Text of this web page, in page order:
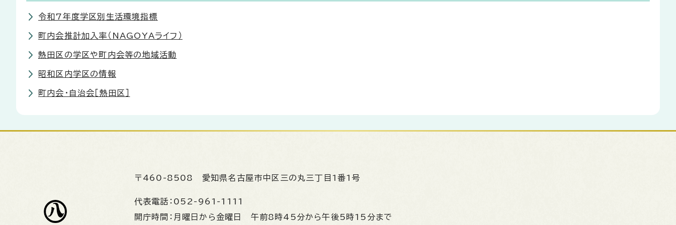
令和7年度学区別生活環境指標
町内会推計加入率（NAGOYAライフ）
熱田区の学区や町内会等の地域活動
昭和区内学区の情報
町内会・自治会［熱田区］
〒460-8508 愛知県名古屋市中区三の丸三丁目1番1号
代表電話： 052-961-1111
開庁時間： 月曜日から金曜日 午前8時45分から午後5時15分まで